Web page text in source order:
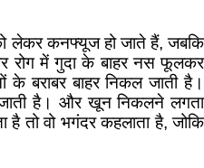
लेकर कनफ्यूज हो जाते हैं, जबकि
रोग में गुदा के बाहर नस फूलकर
के बराबर बाहर निकल जाती है।
है। और खून निकलने लगता
तो वो भगंदर कहलाता है, जोकि